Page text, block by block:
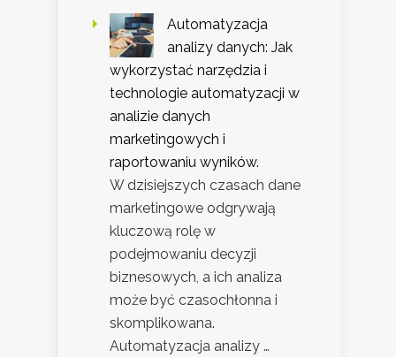
Automatyzacja
analizy danych: Jak
wykorzystać narzędzia i
technologie automatyzacji w
analizie danych
marketingowych i
raportowaniu wyników.
W dzisiejszych czasach dane
marketingowe odgrywają
kluczową rolę w
podejmowaniu decyzji
biznesowych, a ich analiza
może być czasochłonna i
skomplikowana.
Automatyzacja analizy …